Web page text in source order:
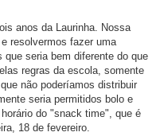
anos da Laurinha. Nossa
resolvermos fazer uma
seria bem diferente do que
regras da escola, somente
não poderíamos distribuir
seria permitidos bolo e
do "snack time", que é
18 de fevereiro.